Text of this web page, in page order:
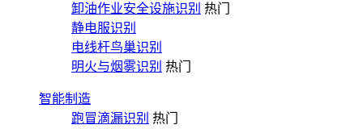
卸油作业安全设施识别 热门
静电服识别
电线杆鸟巢识别
明火与烟雾识别 热门
智能制造
跑冒滴漏识别 热门